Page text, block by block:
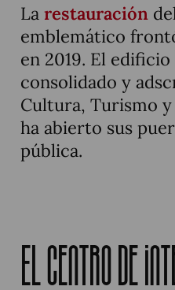
La restauración
emblemático
en 2019. El
consolidado y
Cultura, Turismo
ha abierto sus
pública.
El centro de